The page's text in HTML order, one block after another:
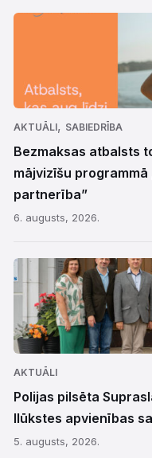
AKTUĀLI, SABIEDRĪBA
Bezmaksas atbalsts
mājvizīšu programmā
partnerība”
6. augusts, 2026.
AKTUĀLI
Polijas pilsēta
Ilūkstes apvienības
5. augusts, 2026.